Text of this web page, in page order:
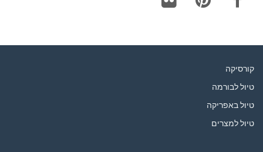
קורסיקה
טיול לבורמה
טיול באפריקה
טיול למצרים